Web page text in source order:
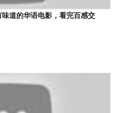
道的华语电影，看完百感交